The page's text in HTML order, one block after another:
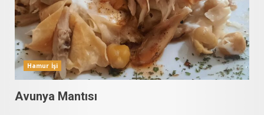
Hamur İşi
Avunya Mantısı